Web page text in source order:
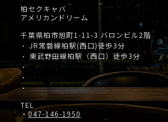
柏セクキャバ
アメリカンドリーム
千葉県柏市旭町1-11-3 バロンビル2階
・ JR常磐線柏駅(西口)徒歩3分
・ 東武野田線柏駅（西口）徒歩3分
・
・
・
TEL
・047-146-1950